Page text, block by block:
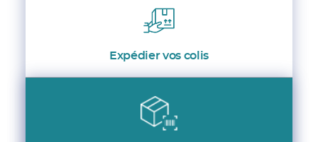
Expédier vos colis